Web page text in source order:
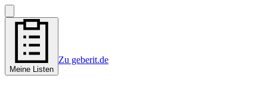
Meine Listen
Zu geberit.de